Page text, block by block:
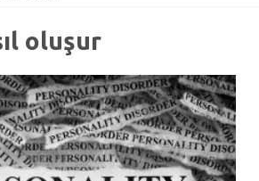
oluşur